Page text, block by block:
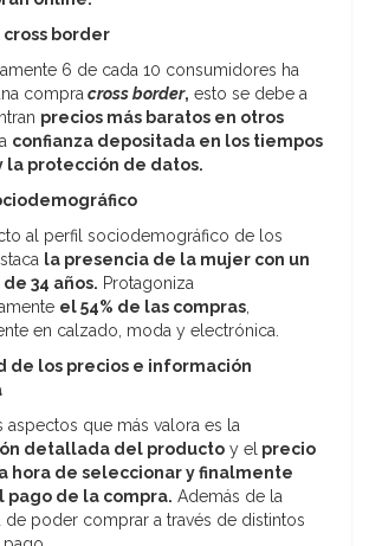
cross border
6 de cada 10 consumidores ha
compracross border, esto se debe a
precios más baratos en otros
confianza depositada en los tiempos
la protección de datos.
al perfil sociodemográfico de los
la presencia de la mujer con un
34 años. Protagoniza
el 54% de las compras,
en calzado, moda y electrónica.
de los precios e información
aspectos que más valora es la
detallada del producto y el precio
hora de seleccionar y finalmente
pago de la compra. Además de la
de poder comprar a través de distintos